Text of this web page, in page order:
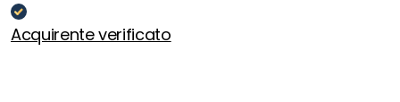
Acquirente verificato